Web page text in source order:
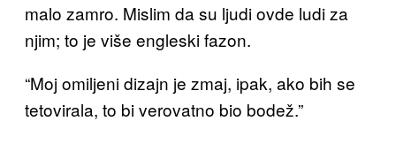
malo zamro. Mislim da su ljudi ovde ludi za
njim; to je više engleski fazon.
“Moj omiljeni dizajn je zmaj, ipak, ako bih se
tetovirala, to bi verovatno bio bodež.”